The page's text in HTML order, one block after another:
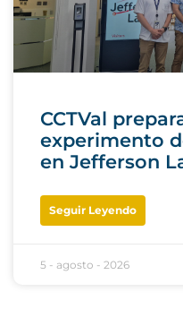
CCTVal
experimento
en Jefferson
Seguir Leyendo
5 - agosto - 2026